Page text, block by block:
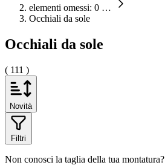
elementi omessi: 0 …
Occhiali da sole
Occhiali da sole
( 111 )
Novità
Filtri
Non conosci la taglia della tua montatura?